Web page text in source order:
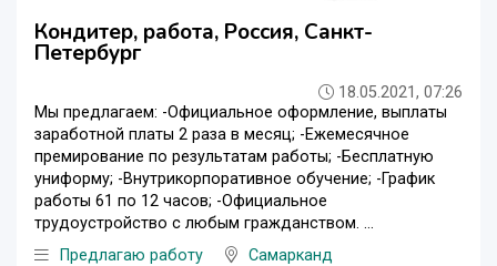
Кондитер, работа, Россия, Санкт-
Петербург
18.05.2021, 07:26
Мы предлагаем: -Официальное оформление, выплаты
заработной платы 2 раза в месяц; -Ежемесячное
премирование по результатам работы; -Бесплатную
униформу; -Внутрикорпоративное обучение; -График
работы 61 по 12 часов; -Официальное
трудоустройство с любым гражданством. ...
Предлагаю работу
Самарканд